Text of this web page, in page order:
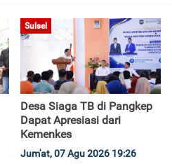
Sulsel
Desa Siaga TB di Pangkep
Dapat Apresiasi dari
Kemenkes
Jum'at, 07 Agu 2026 19:26